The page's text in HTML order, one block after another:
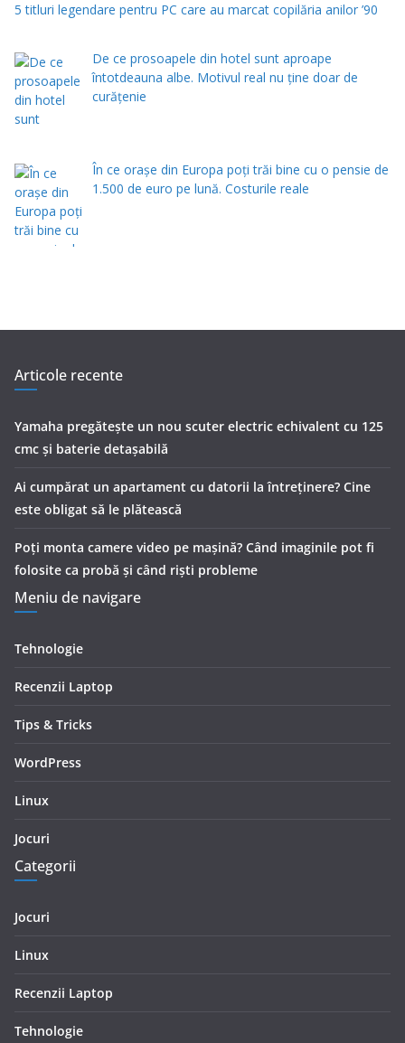
5 titluri legendare pentru PC care au marcat copilăria anilor ’90
De ce prosoapele din hotel sunt aproape
întotdeauna albe. Motivul real nu ține doar de
curățenie
În ce orașe din Europa poți trăi bine cu o pensie de
1.500 de euro pe lună. Costurile reale
Articole recente
Yamaha pregătește un nou scuter electric echivalent cu 125
cmc și baterie detașabilă
Ai cumpărat un apartament cu datorii la întreținere? Cine
este obligat să le plătească
Poți monta camere video pe mașină? Când imaginile pot fi
folosite ca probă și când riști probleme
Meniu de navigare
Tehnologie
Recenzii Laptop
Tips & Tricks
WordPress
Linux
Jocuri
Categorii
Jocuri
Linux
Recenzii Laptop
Tehnologie